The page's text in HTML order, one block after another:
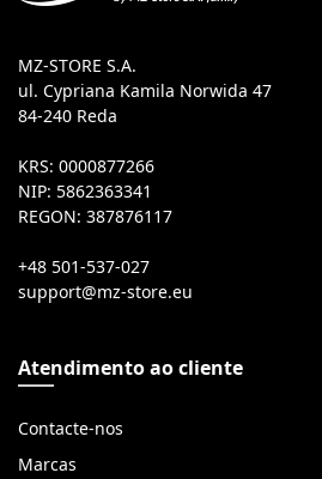
MZ-STORE S.A.
ul. Cypriana Kamila Norwida 47
84-240 Reda
KRS: 0000877266
NIP: 5862363341
REGON: 387876117
+48 501-537-027
Atendimento ao cliente
Contacte-nos
Marcas